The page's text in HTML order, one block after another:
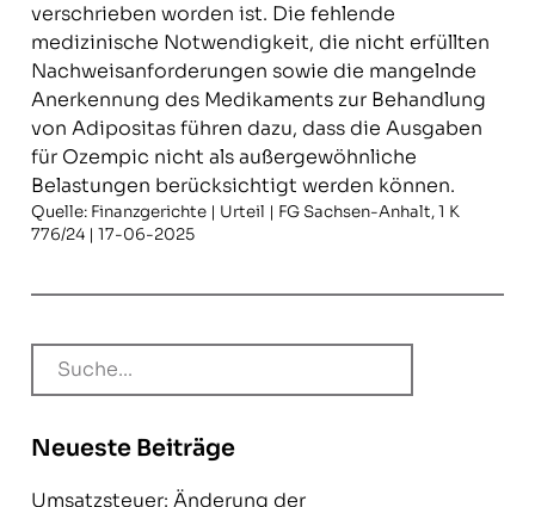
verschrieben worden ist. Die fehlende
medizinische Notwendigkeit, die nicht erfüllten
Nachweisanforderungen sowie die mangelnde
Anerkennung des Medikaments zur Behandlung
von Adipositas führen dazu, dass die Ausgaben
für Ozempic nicht als außergewöhnliche
Belastungen berücksichtigt werden können.
Quelle: Finanzgerichte | Urteil | FG Sachsen-Anhalt, 1 K
776/24 | 17-06-2025
Neueste Beiträge
Umsatzsteuer: Änderung der